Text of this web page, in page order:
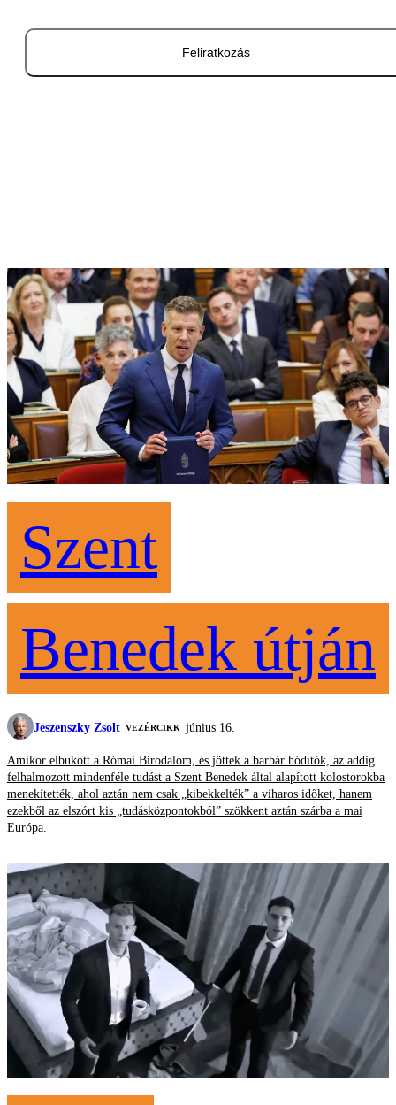
Feliratkozás
Szent
Benedek útján
Jeszenszky Zsolt VEZÉRCIKK június 16.
Amikor elbukott a Római Birodalom, és jöttek a barbár hódítók, az addig
felhalmozott mindenféle tudást a Szent Benedek által alapított kolostorokba
menekítették, ahol aztán nem csak „kibekkelték” a viharos időket, hanem
ezekből az elszórt kis „tudásközpontokból” szökkent aztán szárba a mai
Európa.